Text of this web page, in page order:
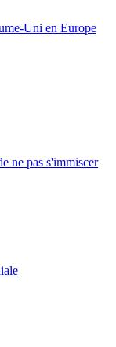
Uni en Europe
ne pas s'immiscer